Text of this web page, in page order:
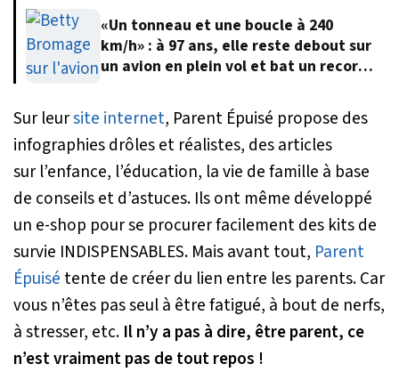
«Un tonneau et une boucle à 240
km/h» : à 97 ans, elle reste debout sur
un avion en plein vol et bat un record
Sur leursite internet, Parent Épuisé propose des
infographies drôles et réalistes, des articles
sur l’enfance, l’éducation, la vie de famille à base
de conseils et d’astuces. Ils ont même développé
un e-shop pour se procurer facilement des kits de
survie INDISPENSABLES. Mais avant tout, Parent
Épuisé tente de créer du lien entre les parents. Car
vous n’êtes pas seul à être fatigué, à bout de nerfs,
à stresser, etc. Il n’y a pas à dire, être parent, ce
n’est vraiment pas de tout repos !